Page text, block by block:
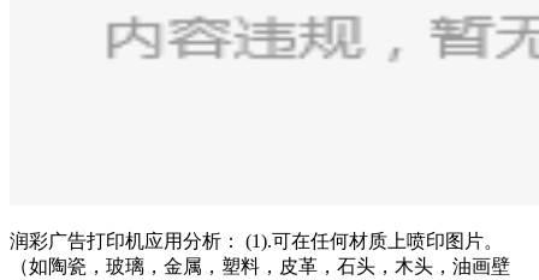
润彩广告打印机应用分析： (1).可在任何材质上喷印图片。
（如陶瓷，玻璃，金属，塑料，皮革，石头，木头，油画壁